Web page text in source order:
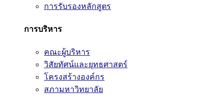
การรับรองหลักสูตร
การบริหาร
คณะผู้บริหาร
วิสัยทัศน์และยุทธศาสตร์
โครงสร้างองค์กร
สภามหาวิทยาลัย